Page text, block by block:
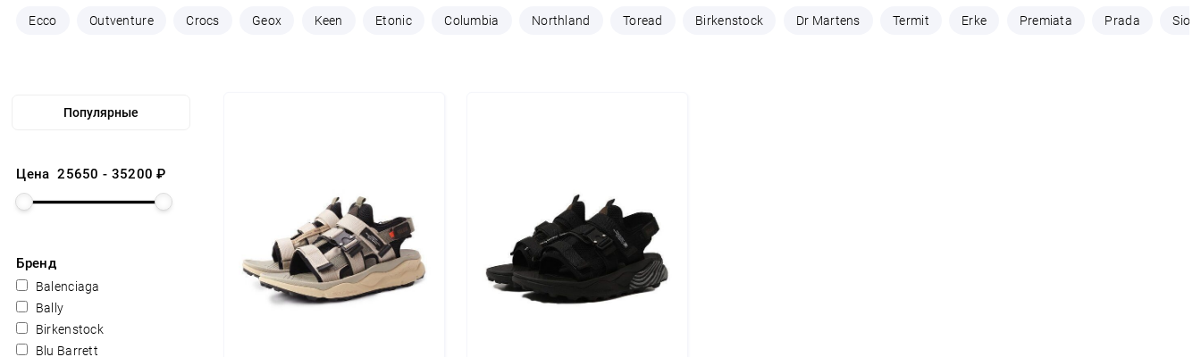
Ecco Outventure Crocs Geox Keen Etonic Columbia Northland Toread Birkenstock Dr Martens Termit Erke Premiata Prada
Цена25650 - 35200 ₽
Бренд
Balenciaga
Bally
Birkenstock
Blu Barrett